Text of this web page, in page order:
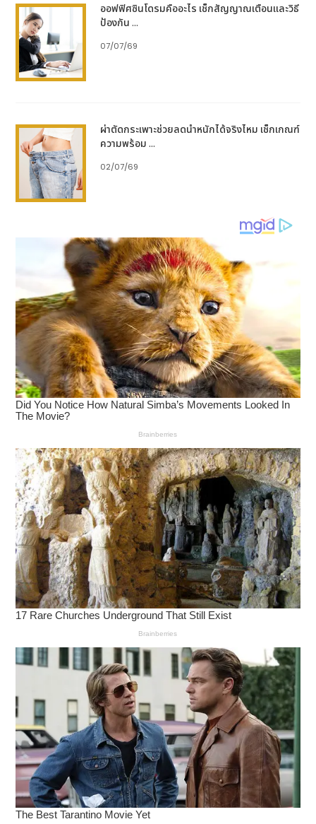
ผลกระทบระยะยาว
การอักเสบเรื้อรังของหลอดอาหาร (Esophagitis)
: กรดที่ไหลย้อนขึ้นมาสัมผัสเยื่อบุหลอดอาหารซ้ำ ๆ
Barrett’s Esophagus : ภาวะที่เยื่อบุหลอดอาหาร
เปลี่ยนแปลงไป ซึ่งเพิ่มความเสี่ยงต่อการเกิดมะเร็ง
หลอดอาหารในอนาคต
ความเสี่ยงเป็นมะเร็งหลอดอาหาร : การอักเสบเรื้อรัง
และภาวะ Barrett’s Esophagus เพิ่มโอกาสที่
เฉพาะในผู้ที่มีอาการกรดไหลย้อนรุนแรงหรือเป็นมา
นาน
การป้องกันและการจัดการเบื้องต้น
การปรับเปลี่ยนพฤติกรรมการกิน : กินอาหารให้เป็น
เวลา และแบ่งเป็นมื้อเล็ก ๆ หลายมื้อ พร้อมหลีก
เลี่ยงอาหารที่กระตุ้นอาการ และไม่ล้มตัวนอนทันที
หลังกินอาหาร ควรรออย่างน้อย 2 - 3 ชั่วโมง
การจัดการความเครียด : หาสิ่งที่ทำแล้วรู้สึกผ่อน
คลายจากการทำงานหรือการเรียน เช่น ออกกำลัง
กาย ทำงานอดิเรกที่ชอบ หรือนอนหลับ พักผ่อนให้
เพียงพอ
การดูแลสุขภาพทั่วไป : ควบคุมน้ำหนักให้อยู่ในเกณฑ์
ปกติ และตรวจสุขภาพอย่างสม่ำเสมอ
การเลือกรับประทานยาลดกรดและบรรเทากรดไหล
ย้อนจากประเทศอังกฤษที่มาพร้อม 2 กลไกการออก
ฤทธิ์ ทั้งปรับสภาพกรดในกระเพาะอาหารให้เป็นกลาง
และสร้างชั้นแพเจล ป้องกันกรดไหลย้อนขึ้นสู่
หลอดอาหาร ออกฤทธิ์ยาวนาน 4 ชั่วโมง
แหล่งอ้างอิง :
กลไกการออกฤทธิ์ของยาลดกรด
ประสิทธิภาพของยาลดกรด
เมื่อมีอาการกรดไหลย้อน ต้อง ‘กาวิสคอนดับเบิ้ล แอคชั่น
มิ้นต์’ ยาบรรเทาอาการแสบร้อนกลางอก อาหารไม่ย่อยจาก
กรดไหลย้อน และลดกรดในกระเพาะอาหาร ด้วย 7
คุณสมบัติรักษาหลากหลายอาการจากกรดไหลย้อน
อาหารไม่ย่อย
แสบร้อนกลางอก
กรดเกิน
เรอเปรี้ยว
เด็กอายุต่ำกว่า 12 ปี ใช้ตามแพทย์สั่งเท่านั้น
ออฟฟิศซินโดรมคืออะไร เช็กสัญญาณเตือนและวิธี
ป้องกัน ...
07/07/69
ผ่าตัดกระเพาะช่วยลดน้ำหนักได้จริงไหม เช็กเกณฑ์
ความพร้อม ...
02/07/69